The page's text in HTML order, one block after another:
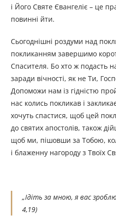
і Його Святе Євангеліє – це
повинні йти.
Сьогоднішні роздуми над
покликанням завершимо
Спасителя. Бо хто ж подасть
заради вічності, як не Ти,
Допоможи нам із гідністю
нас колись покликав і
хочуть спастися, щоб цей
до святих апостолів, також
щоб ми, пішовши за Тобою,
і блаженну нагороду з Твоїх
„Ідіть за мною, я вас
4,19)